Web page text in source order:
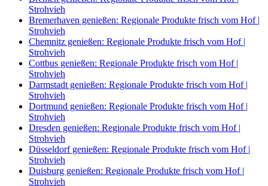
Strohvieh
Bremerhaven genießen: Regionale Produkte frisch vom Hof |
Strohvieh
Chemnitz genießen: Regionale Produkte frisch vom Hof |
Strohvieh
Cottbus genießen: Regionale Produkte frisch vom Hof |
Strohvieh
Darmstadt genießen: Regionale Produkte frisch vom Hof |
Strohvieh
Dortmund genießen: Regionale Produkte frisch vom Hof |
Strohvieh
Dresden genießen: Regionale Produkte frisch vom Hof |
Strohvieh
Düsseldorf genießen: Regionale Produkte frisch vom Hof |
Strohvieh
Duisburg genießen: Regionale Produkte frisch vom Hof |
Strohvieh